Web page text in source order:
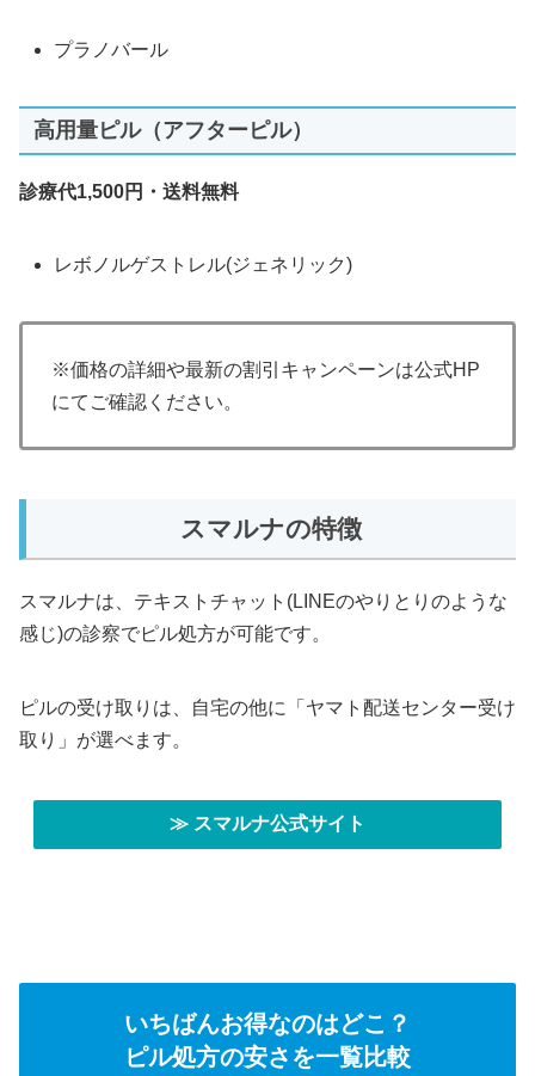
プラノバール
高用量ピル（アフターピル）
診療代1,500円・送料無料
レボノルゲストレル(ジェネリック)
※価格の詳細や最新の割引キャンペーンは公式HP
にてご確認ください。
スマルナの特徴
スマルナは、テキストチャット(LINEのやりとりのような
感じ)の診察でピル処方が可能です。
ピルの受け取りは、自宅の他に「ヤマト配送センター受け
取り」が選べます。
≫ スマルナ公式サイト
いちばんお得なのはどこ？
ピル処方の安さを一覧比較